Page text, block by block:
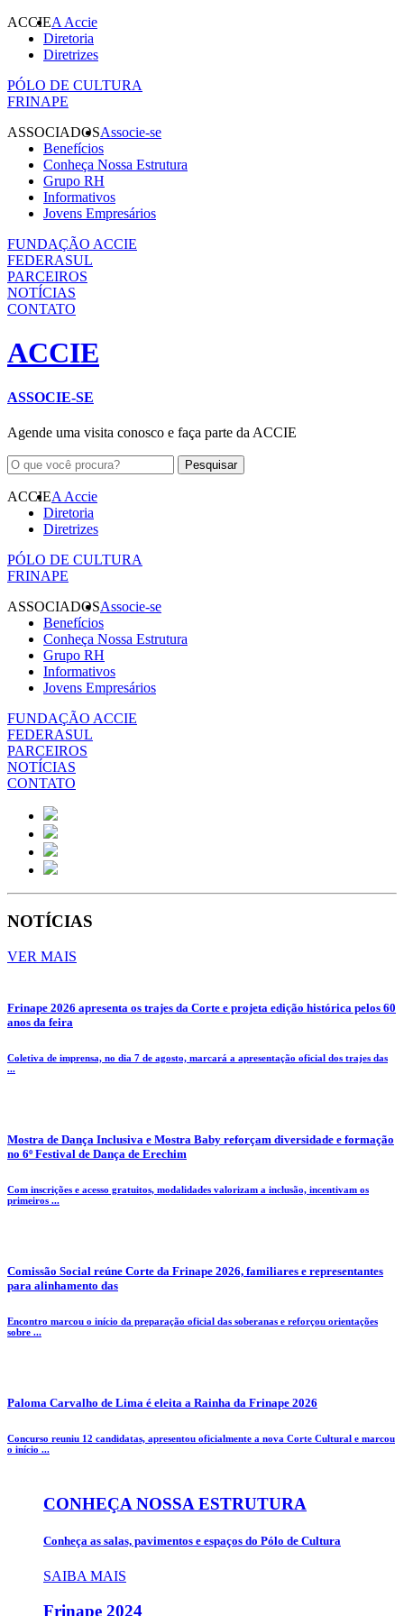
ACCIEA Accie
Diretoria
Diretrizes
PÓLO DE CULTURA
FRINAPE
ASSOCIADOSAssocie-se
Benefícios
Conheça Nossa Estrutura
Grupo RH
Informativos
Jovens Empresários
FUNDAÇÃO ACCIE
FEDERASUL
PARCEIROS
NOTÍCIAS
CONTATO
ACCIE
ASSOCIE-SE
Agende uma visita conosco e faça parte da ACCIE
ACCIEA Accie
Diretoria
Diretrizes
PÓLO DE CULTURA
FRINAPE
ASSOCIADOSAssocie-se
Benefícios
Conheça Nossa Estrutura
Grupo RH
Informativos
Jovens Empresários
FUNDAÇÃO ACCIE
FEDERASUL
PARCEIROS
NOTÍCIAS
CONTATO
NOTÍCIAS
VER MAIS
Frinape 2026 apresenta os trajes da Corte e projeta edição histórica pelos 60
anos da feira
Coletiva de imprensa, no dia 7 de agosto, marcará a apresentação oficial dos trajes das
...
Mostra de Dança Inclusiva e Mostra Baby reforçam diversidade e formação
no 6º Festival de Dança de Erechim
Com inscrições e acesso gratuitos, modalidades valorizam a inclusão, incentivam os
primeiros ...
Comissão Social reúne Corte da Frinape 2026, familiares e representantes
para alinhamento das
Encontro marcou o início da preparação oficial das soberanas e reforçou orientações
sobre ...
Paloma Carvalho de Lima é eleita a Rainha da Frinape 2026
Concurso reuniu 12 candidatas, apresentou oficialmente a nova Corte Cultural e marcou
o início ...
CONHEÇA NOSSA ESTRUTURA
Conheça as salas, pavimentos e espaços do Pólo de Cultura
SAIBA MAIS
Frinape 2024